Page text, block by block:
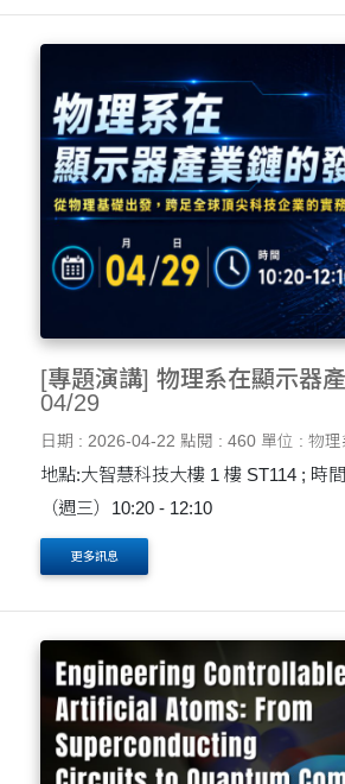
[專題演講] 物理系在顯示器
04/29
日期 : 2026-04-22 點閱 : 460 單位 : 物理
地點:大智慧科技大樓 1 樓 ST114 ; 時
（週三）10:20 - 12:10
更多訊息